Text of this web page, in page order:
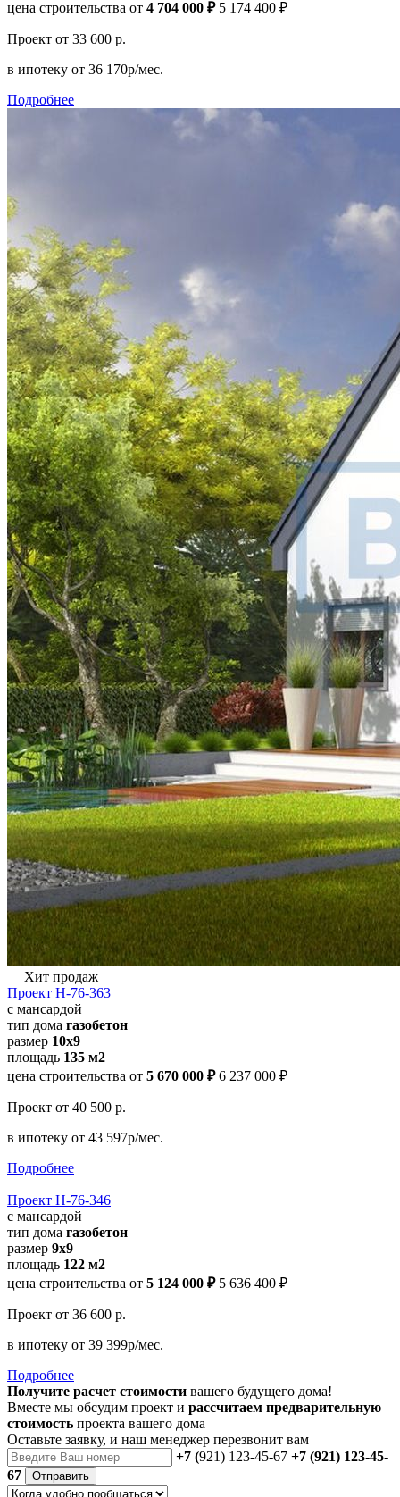
цена строительства от 4 704 000 ₽ 5 174 400 ₽
Проект от 33 600 р.
в ипотеку от 36 170р/мес.
Подробнее
Хит продаж
Проект Н-76-363
с мансардой
тип дома газобетон
размер 10x9
площадь 135 м2
цена строительства от 5 670 000 ₽ 6 237 000 ₽
Проект от 40 500 р.
в ипотеку от 43 597р/мес.
Подробнее
Проект Н-76-346
с мансардой
тип дома газобетон
размер 9x9
площадь 122 м2
цена строительства от 5 124 000 ₽ 5 636 400 ₽
Проект от 36 600 р.
в ипотеку от 39 399р/мес.
Подробнее
Получите расчет стоимости вашего будущего дома!
Вместе мы обсудим проект и рассчитаем предварительную
стоимость проекта вашего дома
Оставьте заявку, и наш менеджер перезвонит вам
+7 (921) 123-45-67 +7 (921) 123-45-
67
Отправить